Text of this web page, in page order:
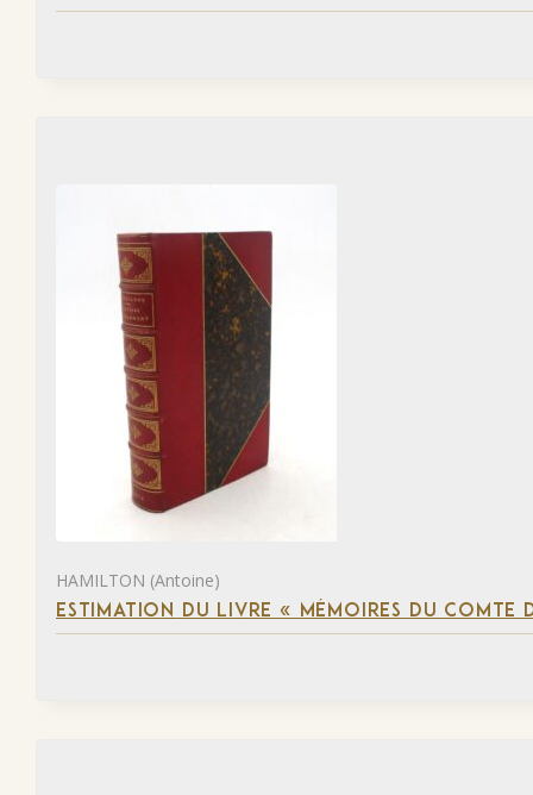
HAMILTON (Antoine)
ESTIMATION DU LIVRE « MÉMOIRES DU COMTE